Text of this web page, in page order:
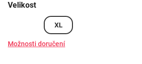
Velikost
XL
Možnosti doručení